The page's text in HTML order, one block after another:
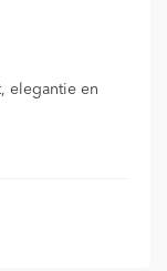
elegantie en